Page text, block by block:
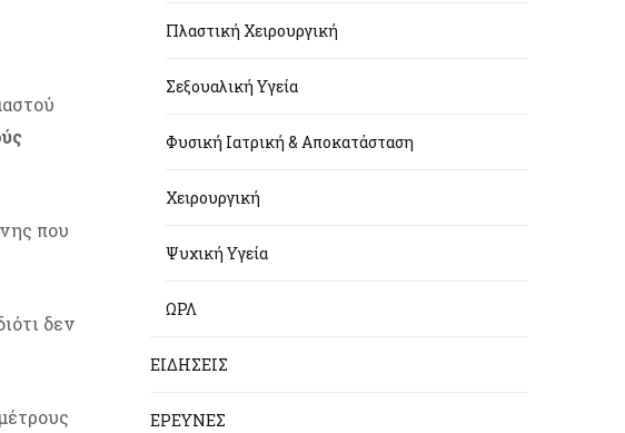
που
δεν
Πλαστική Χειρουργική
Σεξουαλική Υγεία
Φυσική Ιατρική & Αποκατάσταση
Χειρουργική
Ψυχική Υγεία
ΩΡΛ
ΕΙΔΗΣΕΙΣ
ΕΡΕΥΝΕΣ